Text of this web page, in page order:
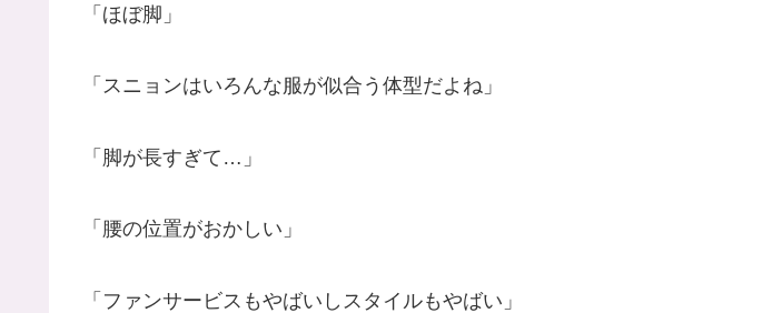
「ほぼ脚」
「スニョンはいろんな服が似合う体型だよね」
「脚が長すぎて…」
「腰の位置がおかしい」
「ファンサービスもやばいしスタイルもやばい」